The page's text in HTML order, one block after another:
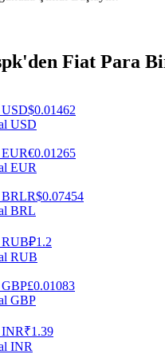
Başlangıç Kılavuzu
kalabileceğinizi öğrenin
Fiat Para
USD$0.01462
USD
EUR€0.01265
EUR
BRLR$0.07454
BRL
RUB₽1.2
RUB
GBP£0.01083
GBP
INR₹1.39
INR